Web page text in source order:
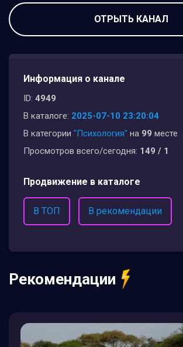
ОТРЫТЬ КАНАЛ
Информация о канале
ID: 4949
В каталоге: 2025-07-10 23:20:04
В категории "Психология" на 99 месте
Просмотров всего/сегодня: 149 / 1
Продвижение в каталоге
В ТОП В рекомендации
Рекомендации